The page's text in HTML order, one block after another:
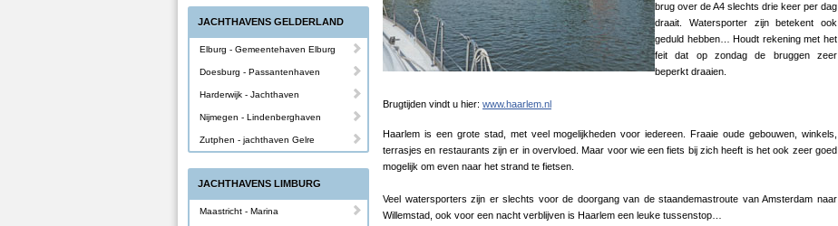
brug over de A4 slechts drie keer per dag
draait. Watersporter zijn betekent ook
geduld hebben… Houdt rekening met het
feit dat op zondag de bruggen zeer
beperkt draaien.
Brugtijden vindt u hier: www.haarlem.nl
Haarlem is een grote stad, met veel mogelijkheden voor iedereen. Fraaie oude gebouwen, winkels,
terrasjes en restaurants zijn er in overvloed. Maar voor wie een fiets bij zich heeft is het ook zeer goed
mogelijk om even naar het strand te fietsen.
Veel watersporters zijn er slechts voor de doorgang van de staandemastroute van Amsterdam naar
Willemstad, ook voor een nacht verblijven is Haarlem een leuke tussenstop…
JACHTHAVENS GELDERLAND
Elburg - Gemeentehaven Elburg
Doesburg - Passantenhaven
Harderwijk - Jachthaven
Nijmegen - Lindenberghaven
Zutphen - jachthaven Gelre
JACHTHAVENS LIMBURG
Maastricht - Marina